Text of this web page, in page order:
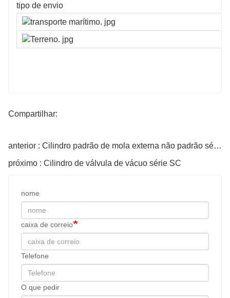
tipo de envio
Compartilhar:
anterior : Cilindro padrão de mola externa não padrão série MAL
próximo : Cilindro de válvula de vácuo série SC
nome
caixa de correio
Telefone
O que pedir